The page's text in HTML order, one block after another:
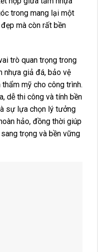
trong mang lại một
mà còn rất bền
trò quan trọng trong
nhựa giả đá, bảo vệ
mỹ cho công trình.
dễ thi công và tính bền
sự lựa chọn lý tưởng
hảo, đồng thời giúp
trọng và bền vững